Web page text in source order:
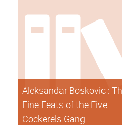
Aleksandar Boskovic :
Fine Feats of the Five
Cockerels Gang